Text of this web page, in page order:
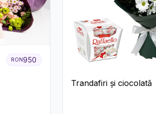
RON950
Trandafiri și ciocolată